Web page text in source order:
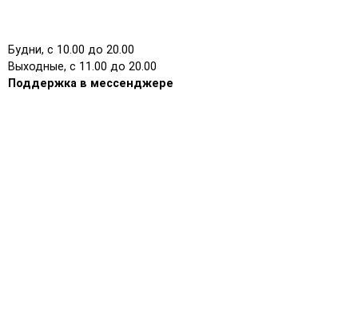
Будни, с 10.00 до 20.00
Выходные, с 11.00 до 20.00
Поддержка в мессенджере